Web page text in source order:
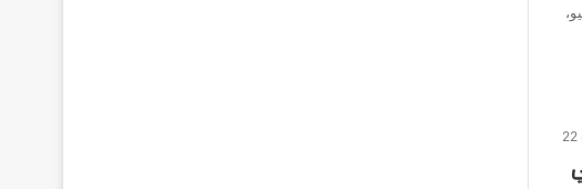
22